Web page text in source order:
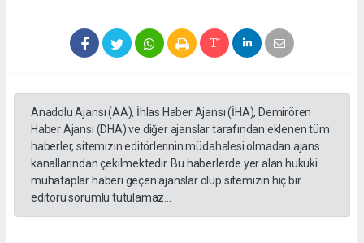
Anadolu Ajansı (AA), İhlas Haber Ajansı (İHA), Demirören
Haber Ajansı (DHA) ve diğer ajanslar tarafından eklenen tüm
haberler, sitemizin editörlerinin müdahalesi olmadan ajans
kanallarından çekilmektedir. Bu haberlerde yer alan hukuki
muhataplar haberi geçen ajanslar olup sitemizin hiç bir
editörü sorumlu tutulamaz...